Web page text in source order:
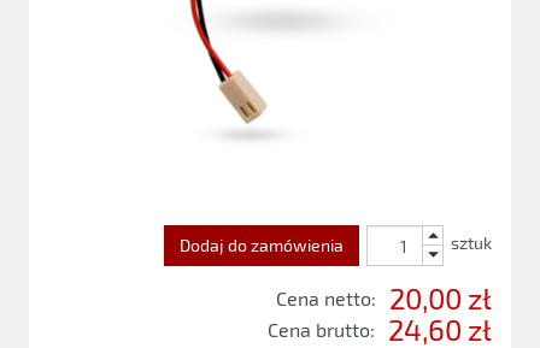
Dodaj do zamówienia sztuk
Cena netto: 20,00 zł
Cena brutto: 24,60 zł